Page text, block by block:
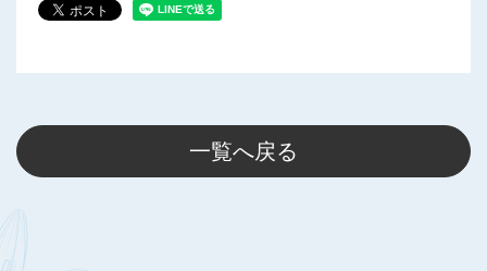
一覧へ戻る